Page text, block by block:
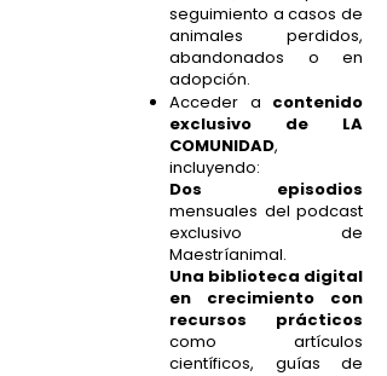
seguimiento a casos de
animales perdidos,
abandonados o en
adopción.
Acceder a contenido
exclusivo de LA
COMUNIDAD,
incluyendo:
Dos episodios
mensuales del podcast
exclusivo de
Maestríanimal.
Una biblioteca digital
en crecimiento con
recursos prácticos
como artículos
científicos, guías de